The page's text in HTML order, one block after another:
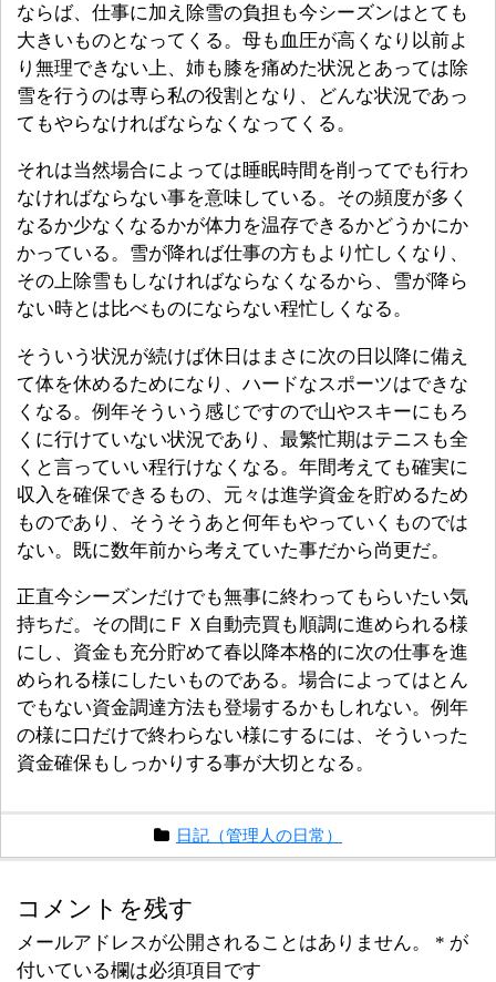
ならば、仕事に加え除雪の負担も今シーズンはとても
大きいものとなってくる。母も血圧が高くなり以前よ
り無理できない上、姉も膝を痛めた状況とあっては除
雪を行うのは専ら私の役割となり、どんな状況であっ
てもやらなければならなくなってくる。
それは当然場合によっては睡眠時間を削ってでも行わ
なければならない事を意味している。その頻度が多く
なるか少なくなるかが体力を温存できるかどうかにか
かっている。雪が降れば仕事の方もより忙しくなり、
その上除雪もしなければならなくなるから、雪が降ら
ない時とは比べものにならない程忙しくなる。
そういう状況が続けば休日はまさに次の日以降に備え
て体を休めるためになり、ハードなスポーツはできな
くなる。例年そういう感じですので山やスキーにもろ
くに行けていない状況であり、最繁忙期はテニスも全
くと言っていい程行けなくなる。年間考えても確実に
収入を確保できるもの、元々は進学資金を貯めるため
ものであり、そうそうあと何年もやっていくものでは
ない。既に数年前から考えていた事だから尚更だ。
正直今シーズンだけでも無事に終わってもらいたい気
持ちだ。その間にＦＸ自動売買も順調に進められる様
にし、資金も充分貯めて春以降本格的に次の仕事を進
められる様にしたいものである。場合によってはとん
でもない資金調達方法も登場するかもしれない。例年
の様に口だけで終わらない様にするには、そういった
資金確保もしっかりする事が大切となる。
日記（管理人の日常）
コメントを残す
メールアドレスが公開されることはありません。 * が
付いている欄は必須項目です